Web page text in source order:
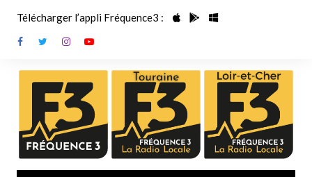
contenu
Télécharger l’appli Fréquence3 :